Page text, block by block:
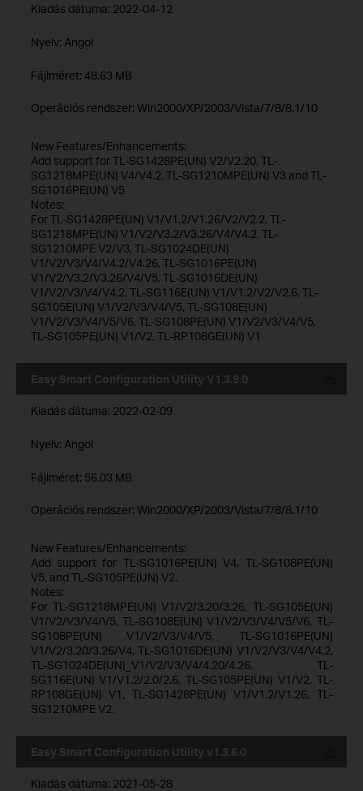
Kiadás dátuma: 2022-04-12
Nyelv: Angol
Fájlméret: 48.63 MB
Operációs rendszer: Win2000/XP/2003/Vista/7/8/8.1/10
New Features/Enhancements:
Add support for TL-SG1428PE(UN) V2/V2.20, TL-
SG1218MPE(UN) V4/V4.2, TL-SG1210MPE(UN) V3 and TL-
SG1016PE(UN) V5
Notes:
For TL-SG1428PE(UN) V1/V1.2/V1.26/V2/V2.2, TL-
SG1218MPE(UN) V1/V2/V3.2/V3.26/V4/V4.2, TL-
SG1210MPE V2/V3, TL-SG1024DE(UN)
V1/V2/V3/V4/V4.2/V4.26, TL-SG1016PE(UN)
V1/V2/V3.2/V3.26/V4/V5, TL-SG1016DE(UN)
V1/V2/V3/V4/V4.2, TL-SG116E(UN) V1/V1.2/V2/V2.6, TL-
SG105E(UN) V1/V2/V3/V4/V5, TL-SG108E(UN)
V1/V2/V3/V4/V5/V6, TL-SG108PE(UN) V1/V2/V3/V4/V5,
TL-SG105PE(UN) V1/V2, TL-RP108GE(UN) V1
Easy Smart Configuration Utility V1.3.9.0
Kiadás dátuma: 2022-02-09
Nyelv: Angol
Fájlméret: 56.03 MB
Operációs rendszer: Win2000/XP/2003/Vista/7/8/8.1/10
New Features/Enhancements:
Add support for TL-SG1016PE(UN) V4, TL-SG108PE(UN)
V5, and TL-SG105PE(UN) V2.
Notes:
For TL-SG1218MPE(UN) V1/V2/3.20/3.26, TL-SG105E(UN)
V1/V2/V3/V4/V5, TL-SG108E(UN) V1/V2/V3/V4/V5/V6, TL-
SG108PE(UN) V1/V2/V3/V4/V5, TL-SG1016PE(UN)
V1/V2/3.20/3.26/V4, TL-SG1016DE(UN) V1/V2/V3/V4/V4.2,
TL-SG1024DE(UN)_V1/V2/V3/V4/4.20/4.26, TL-
SG116E(UN) V1/V1.2/2.0/2.6, TL-SG105PE(UN) V1/V2, TL-
RP108GE(UN) V1, TL-SG1428PE(UN) V1/V1.2/V1.26, TL-
SG1210MPE V2.
Easy Smart Configuration Utility v1.3.6.0
Kiadás dátuma: 2021-05-28